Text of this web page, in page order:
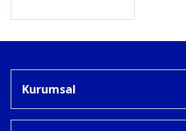
Kurumsal